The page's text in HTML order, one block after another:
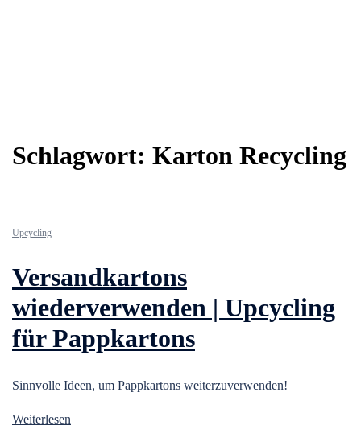
Schlagwort: Karton Recycling
Upcycling
Versandkartons
wiederverwenden | Upcycling
für Pappkartons
Sinnvolle Ideen, um Pappkartons weiterzuverwenden!
Weiterlesen